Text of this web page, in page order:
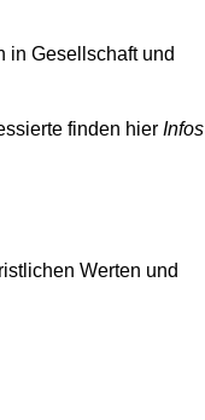
in Gesellschaft und
finden hier Infos
Werten und